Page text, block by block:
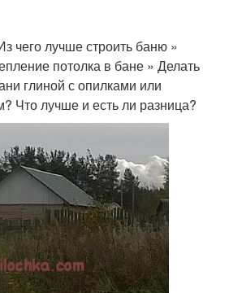
чего лучше строить баню »
потолка в бане » Делать
глиной с опилками или
Что лучше и есть ли разница?